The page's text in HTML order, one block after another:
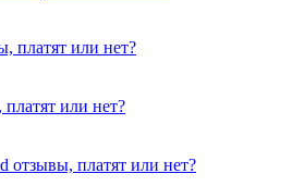
платят или нет?
или нет?
отзывы, платят или нет?